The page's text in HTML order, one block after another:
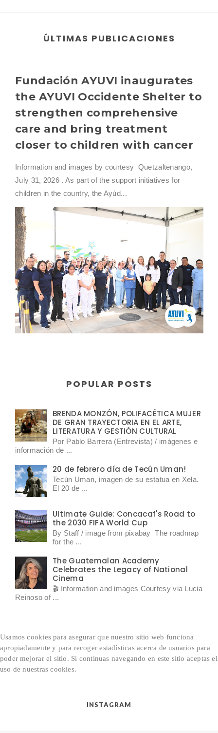
ÚLTIMAS PUBLICACIONES
Fundación AYUVI inaugurates
the AYUVI Occidente Shelter to
strengthen comprehensive
care and bring treatment
closer to children with cancer
Information and images by courtesy Quetzaltenango,
July 31, 2026 . As part of the support initiatives for
children in the country, the Ayúd...
POPULAR POSTS
BRENDA MONZÓN, POLIFACÉTICA MUJER
DE GRAN TRAYECTORIA EN EL ARTE,
LITERATURA Y GESTIÓN CULTURAL
Por Pablo Barrera (Entrevista) / imágenes e
información de ...
20 de febrero día de Tecún Uman!
Tecún Uman, imagen de su estatua en Xela.
El 20 de ...
Ultimate Guide: Concacaf's Road to
the 2030 FIFA World Cup
By Staff / image from pixabay The roadmap
for the ...
The Guatemalan Academy
Celebrates the Legacy of National
Cinema
🎬 Information and images Courtesy via Lucia
Reinoso of ...
Usamos cookies para asegurar que nuestro sitio web funciona
apropiadamente y para recoger estadísticas acerca de usuarios para
poder mejorar el sitio. Si continuas navegando en este sitio aceptas el
uso de nuestras cookies.
INSTAGRAM